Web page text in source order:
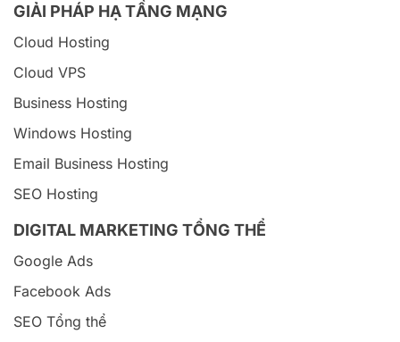
GIẢI PHÁP HẠ TẦNG MẠNG
Cloud Hosting
Cloud VPS
Business Hosting
Windows Hosting
Email Business Hosting
SEO Hosting
DIGITAL MARKETING TỔNG THỂ
Google Ads
Facebook Ads
SEO Tổng thể